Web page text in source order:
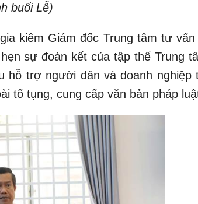
buổi Lễ)
kiêm Giám đốc Trung tâm tư vấn
sự đoàn kết của tập thể Trung
hỗ trợ người dân và doanh nghiệp
tố tụng, cung cấp văn bản pháp